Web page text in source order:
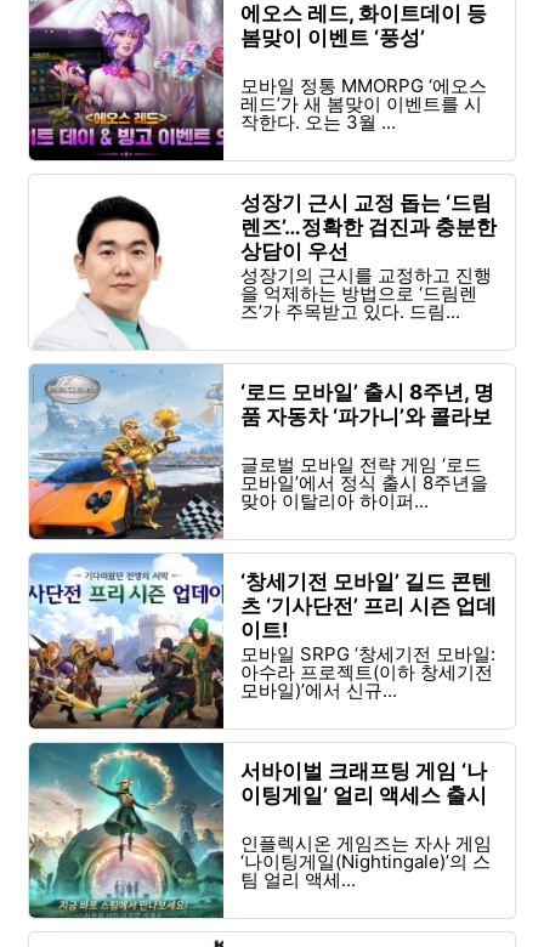
에오스 레드, 화이트데이 등
봄맞이 이벤트 ‘풍성’
모바일 정통 MMORPG ‘에오스
레드’가 새 봄맞이 이벤트를 시
작한다. 오는 3월 ...
성장기 근시 교정 돕는 ‘드림
렌즈’…정확한 검진과 충분한
상담이 우선
성장기의 근시를 교정하고 진행
을 억제하는 방법으로 ‘드림렌
즈’가 주목받고 있다. 드림...
‘로드 모바일’ 출시 8주년, 명
품 자동차 ‘파가니’와 콜라보
글로벌 모바일 전략 게임 ‘로드
모바일’에서 정식 출시 8주년을
맞아 이탈리아 하이퍼...
‘창세기전 모바일’ 길드 콘텐
츠 ‘기사단전’ 프리 시즌 업데
이트!
모바일 SRPG ‘창세기전 모바일:
아수라 프로젝트(이하 창세기전
모바일)’에서 신규...
서바이벌 크래프팅 게임 ‘나
이팅게일’ 얼리 액세스 출시
인플렉시온 게임즈는 자사 게임
‘나이팅게일(Nightingale)’의 스
팀 얼리 액세...